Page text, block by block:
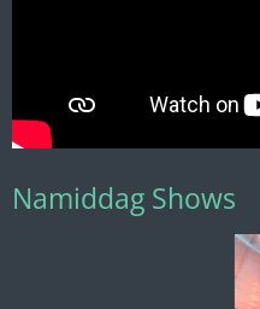
Namiddag Shows